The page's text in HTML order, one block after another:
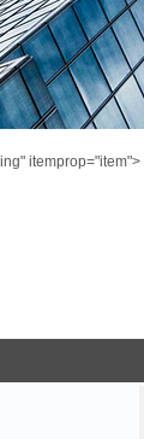
itemprop="item">